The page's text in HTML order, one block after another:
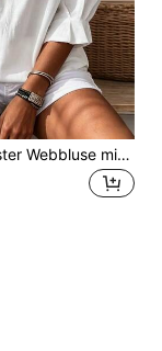
Damen Polyester Webbluse mit quadratischem Ausschnitt, normale Länge, 3/4 Ärmel, Schlitzdesign, nicht dehnbarer Stoff, Weiß